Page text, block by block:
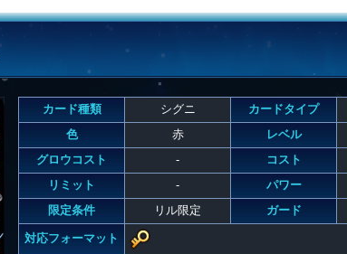
カード種類 シグニ カードタイプ
色
赤 レベル
グロウコスト
- コスト
リミット
- パワー
限定条件
リル限定 ガード
対応フォーマット